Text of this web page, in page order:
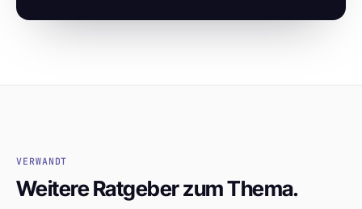
VERWANDT
Weitere Ratgeber zum Thema.